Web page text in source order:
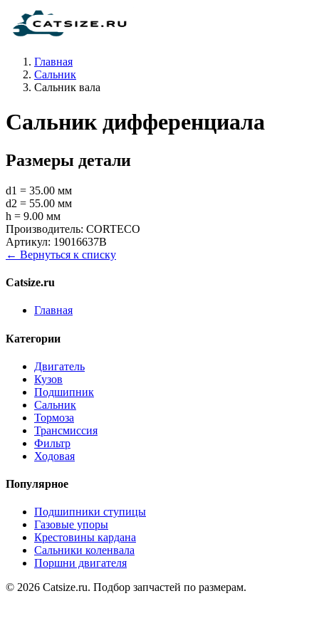
Главная
Сальник
Сальник вала
Сальник дифференциала
Размеры детали
d1 = 35.00 мм
d2 = 55.00 мм
h = 9.00 мм
Производитель: CORTECO
Артикул: 19016637B
← Вернуться к списку
Catsize.ru
Главная
Категории
Двигатель
Кузов
Подшипник
Сальник
Тормоза
Трансмиссия
Фильтр
Ходовая
Популярное
Подшипники ступицы
Газовые упоры
Крестовины кардана
Сальники коленвала
Поршни двигателя
© 2026 Catsize.ru. Подбор запчастей по размерам.